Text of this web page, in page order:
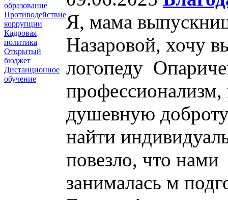
образование
Противодействие
коррупции
Кадровая
политика
Открытый
бюджет
Дистанционное
обучение
Я, мама
Назаровой, хочу
логопеду
профессионализм,
душевную
найти
повезло, что нами
занималась м